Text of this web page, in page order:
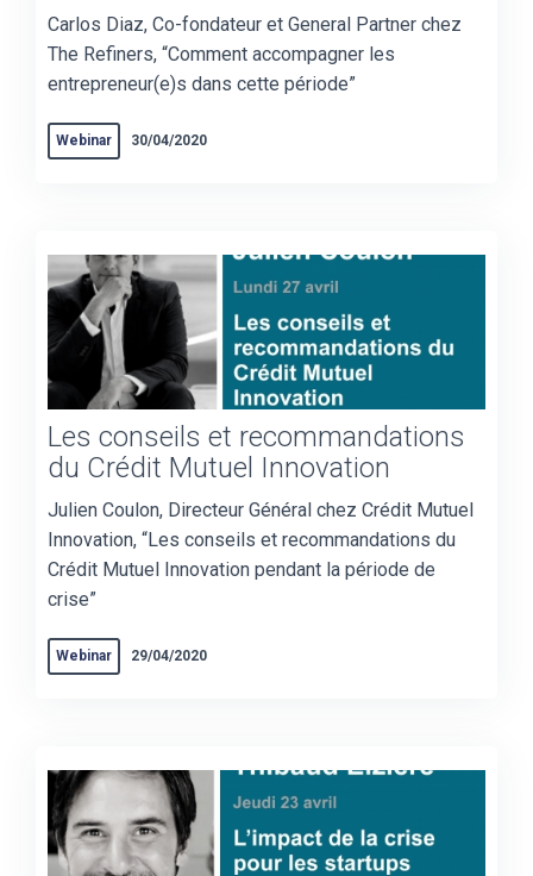
Carlos Diaz, Co-fondateur et General Partner chez
The Refiners, “Comment accompagner les
entrepreneur(e)s dans cette période”
Webinar 30/04/2020
Les conseils et recommandations
du Crédit Mutuel Innovation
Julien Coulon, Directeur Général chez Crédit Mutuel
Innovation, “Les conseils et recommandations du
Crédit Mutuel Innovation pendant la période de
crise”
Webinar 29/04/2020